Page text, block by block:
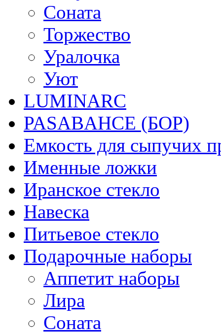
Соната
Торжество
Уралочка
Уют
LUMINARC
PASABAHCE (БОР)
Емкость для сыпучих
Именные ложки
Иранское стекло
Навеска
Питьевое стекло
Подарочные наборы
Аппетит наборы
Лира
Соната